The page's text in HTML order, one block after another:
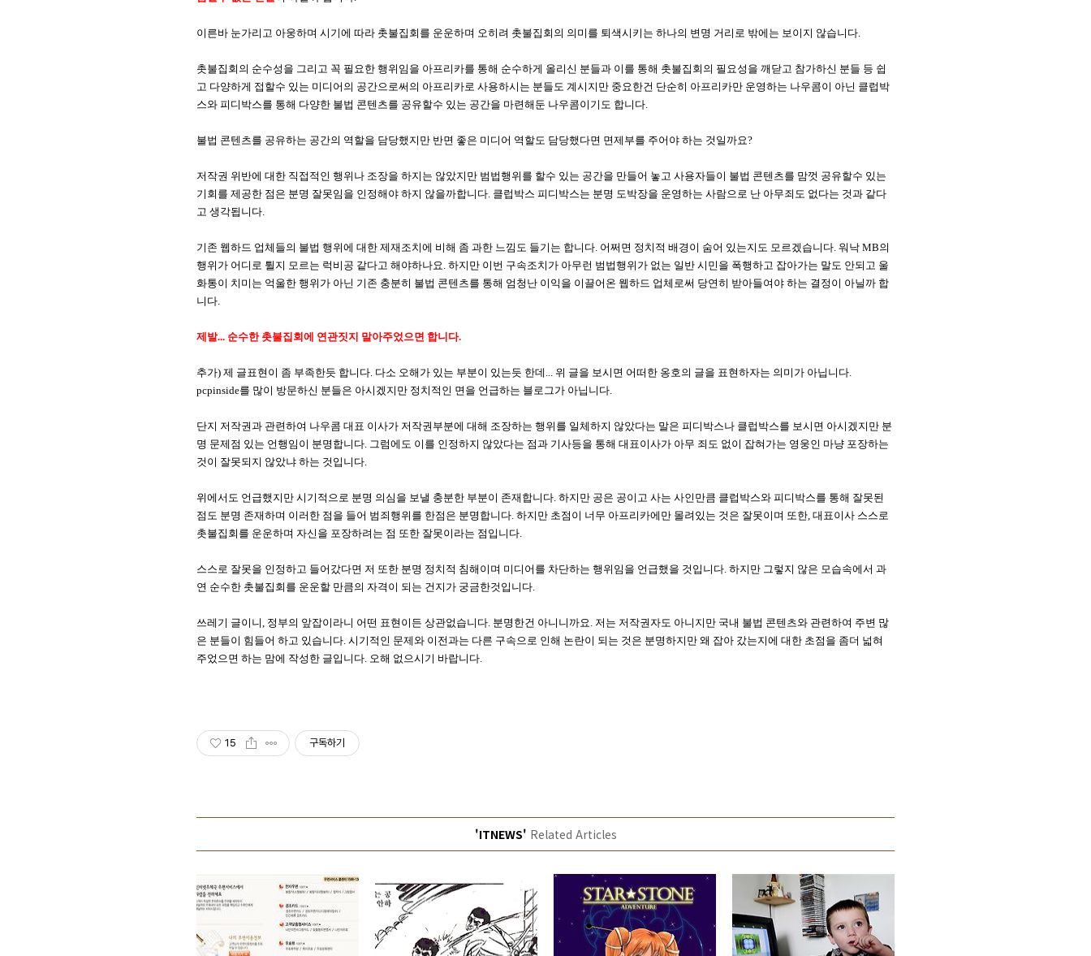
이른바 눈가리고 아웅하며 시기에 따라 촛불집회를 운운하며 오히려 촛불집회의 의미를 퇴색시키는 하나의 변명 거리로 밖에는 보이지 않습니다.
촛불집회의 순수성을 그리고 꼭 필요한 행위임을 아프리카를 통해 순수하게 올리신 분들과 이를 통해 촛불집회의 필요성을 깨닫고 참가하신 분들 등 쉽
고 다양하게 접할수 있는 미디어의 공간으로써의 아프리카로 사용하시는 분들도 계시지만 중요한건 단순히 아프리카만 운영하는 나우콤이 아닌 클럽박
스와 피디박스를 통해 다양한 불법 콘텐츠를 공유할수 있는 공간을 마련해둔 나우콤이기도 합니다.
불법 콘텐츠를 공유하는 공간의 역할을 담당했지만 반면 좋은 미디어 역할도 담당했다면 면제부를 주어야 하는 것일까요?
저작권 위반에 대한 직접적인 행위나 조장을 하지는 않았지만 범법행위를 할수 있는 공간을 만들어 놓고 사용자들이 불법 콘텐츠를 맘껏 공유할수 있는
기회를 제공한 점은 분명 잘못임을 인정해야 하지 않을까합니다. 클럽박스 피디박스는 분명 도박장을 운영하는 사람으로 난 아무죄도 없다는 것과 같다
고 생각됩니다.
기존 웹하드 업체들의 불법 행위에 대한 제재조치에 비해 좀 과한 느낌도 들기는 합니다. 어쩌면 정치적 배경이 숨어 있는지도 모르겠습니다. 워낙 MB의
행위가 어디로 튈지 모르는 럭비공 같다고 해야하나요. 하지만 이번 구속조치가 아무런 범법행위가 없는 일반 시민을 폭행하고 잡아가는 말도 안되고 울
화통이 치미는 억울한 행위가 아닌 기존 충분히 불법 콘텐츠를 통해 엄청난 이익을 이끌어온 웹하드 업체로써 당연히 받아들여야 하는 결정이 아닐까 합
니다.
제발... 순수한 촛불집회에 연관짓지 말아주었으면 합니다.
추가) 제 글표현이 좀 부족한듯 합니다. 다소 오해가 있는 부분이 있는듯 한데... 위 글을 보시면 어떠한 옹호의 글을 표현하자는 의미가 아닙니다.
pcpinside를 많이 방문하신 분들은 아시겠지만 정치적인 면을 언급하는 블로그가 아닙니다.
단지 저작권과 관련하여 나우콤 대표 이사가 저작권부분에 대해 조장하는 행위를 일체하지 않았다는 말은 피디박스나 클럽박스를 보시면 아시겠지만 분
명 문제점 있는 언행임이 분명합니다. 그럼에도 이를 인정하지 않았다는 점과 기사등을 통해 대표이사가 아무 죄도 없이 잡혀가는 영웅인 마냥 포장하는
것이 잘못되지 않았냐 하는 것입니다.
위에서도 언급했지만 시기적으로 분명 의심을 보낼 충분한 부분이 존재합니다. 하지만 공은 공이고 사는 사인만큼 클럽박스와 피디박스를 통해 잘못된
점도 분명 존재하며 이러한 점을 들어 범죄행위를 한점은 분명합니다. 하지만 초점이 너무 아프리카에만 몰려있는 것은 잘못이며 또한, 대표이사 스스로
촛불집회를 운운하며 자신을 포장하려는 점 또한 잘못이라는 점입니다.
스스로 잘못을 인정하고 들어갔다면 저 또한 분명 정치적 침해이며 미디어를 차단하는 행위임을 언급했을 것입니다. 하지만 그렇지 않은 모습속에서 과
연 순수한 촛불집회를 운운할 만큼의 자격이 되는 건지가 궁금한것입니다.
쓰레기 글이니, 정부의 앞잡이라니 어떤 표현이든 상관없습니다. 분명한건 아니니까요. 저는 저작권자도 아니지만 국내 불법 콘텐츠와 관련하여 주변 많
은 분들이 힘들어 하고 있습니다. 시기적인 문제와 이전과는 다른 구속으로 인해 논란이 되는 것은 분명하지만 왜 잡아 갔는지에 대한 초점을 좀더 넓혀
주었으면 하는 맘에 작성한 글입니다. 오해 없으시기 바랍니다.
15 구독하기
'ITNEWS' Related Articles